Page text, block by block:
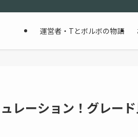
運営者・Tとボルボの物語
レーション！グレー